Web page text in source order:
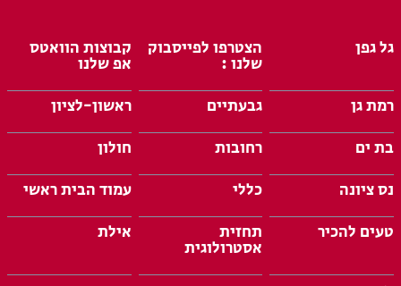
גל גפן הצטרפו לפייסבוק
שלנו :
קבוצות הוואטס
אפ שלנו
רמת גן
גבעתיים
ראשון-לציון
בת ים
רחובות
חולון
נס ציונה
כללי
עמוד הבית ראשי
טעים להכיר
תחזית
אסטרולוגית
אילת